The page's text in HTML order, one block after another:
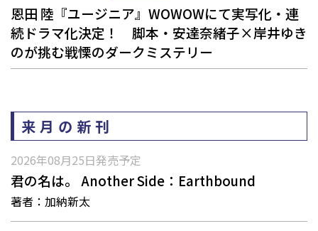
恩田 陸『ユージニア』WOWOWにて実写化・連
続ドラマ化決定！ 脚本・安達奈緒子×岸井ゆき
のが挑む戦慄のダークミステリー
来月の新刊
2026年08月25日発売予定
君の名は。 Another Side：Earthbound
著者： 加納新太